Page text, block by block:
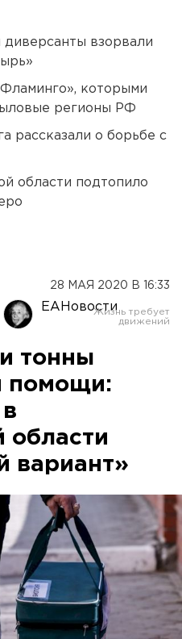
диверсанты взорвали
которыми
регионы РФ
рассказали о борьбе с
области подтопило
28 МАЯ 2020 В 16:33
ЕАНовости
тонны
помощи:
области
вариант»